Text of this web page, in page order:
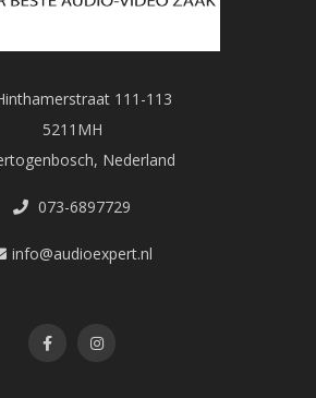
111-113
5211MH
Nederland
073-6897729
info@audioexpert.nl